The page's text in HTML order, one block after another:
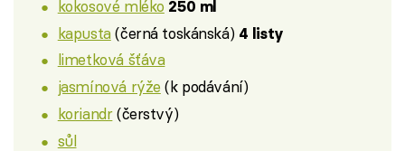
kokosové mléko 250 ml
kapusta(černá toskánská) 4 listy
limetková šťáva
jasmínová rýže (k podávání)
koriandr(čerstvý)
sůl